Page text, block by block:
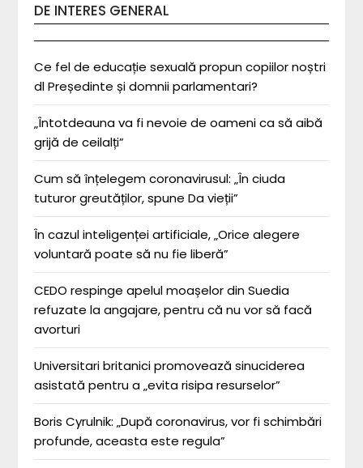
DE INTERES GENERAL
Ce fel de educație sexuală propun copiilor noștri
dl Președinte și domnii parlamentari?
„Întotdeauna va fi nevoie de oameni ca să aibă
grijă de ceilalți”
Cum să înțelegem coronavirusul: „În ciuda
tuturor greutăților, spune Da vieții”
În cazul inteligenței artificiale, „Orice alegere
voluntară poate să nu fie liberă”
CEDO respinge apelul moașelor din Suedia
refuzate la angajare, pentru că nu vor să facă
avorturi
Universitari britanici promovează sinuciderea
asistată pentru a „evita risipa resurselor”
Boris Cyrulnik: „După coronavirus, vor fi schimbări
profunde, aceasta este regula”